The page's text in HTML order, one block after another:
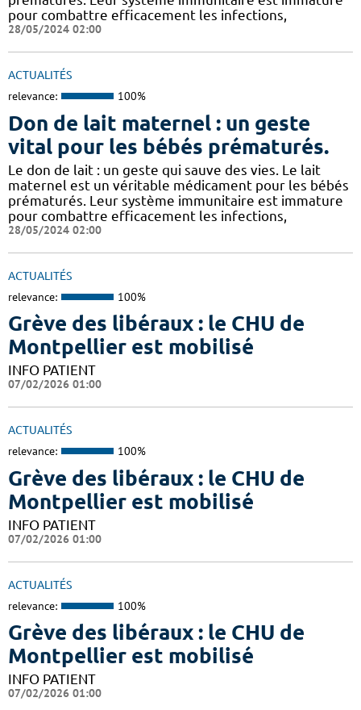
pour combattre efficacement les infections,
28/05/2024 02:00
ACTUALITÉS
relevance: 100%
Don de lait maternel : un geste
vital pour les bébés prématurés.
Le don de lait : un geste qui sauve des vies. Le lait
maternel est un véritable médicament pour les bébés
prématurés. Leur système immunitaire est immature
pour combattre efficacement les infections,
28/05/2024 02:00
ACTUALITÉS
relevance: 100%
Grève des libéraux : le CHU de
Montpellier est mobilisé
INFO PATIENT
07/02/2026 01:00
ACTUALITÉS
relevance: 100%
Grève des libéraux : le CHU de
Montpellier est mobilisé
INFO PATIENT
07/02/2026 01:00
ACTUALITÉS
relevance: 100%
Grève des libéraux : le CHU de
Montpellier est mobilisé
INFO PATIENT
07/02/2026 01:00